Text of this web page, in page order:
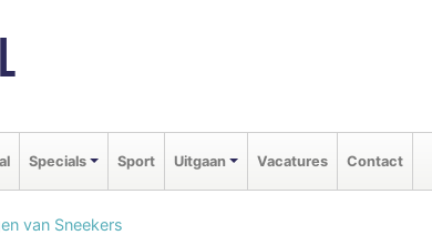
Specials Sport Uitgaan Vacatures Contact
van Sneekers